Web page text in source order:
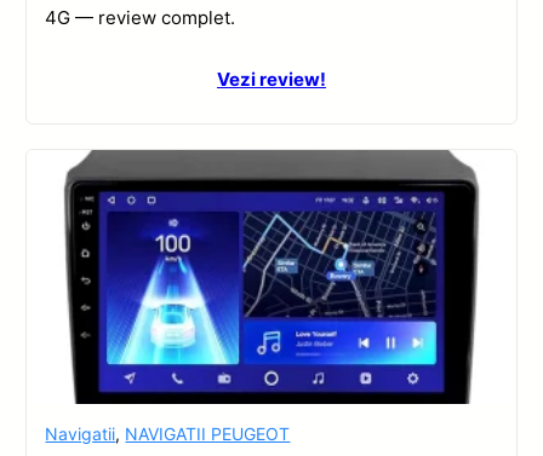
4G — review complet.
Vezi review!
Navigatii, NAVIGATII PEUGEOT